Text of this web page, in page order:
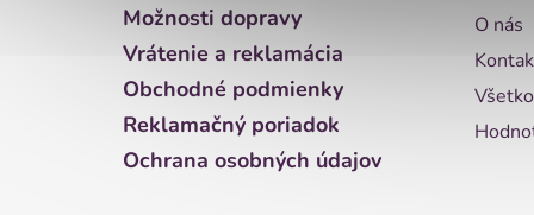
Možnosti dopravy
Vrátenie a reklamácia
Obchodné podmienky
Reklamačný poriadok
Ochrana osobných údajov
O nás